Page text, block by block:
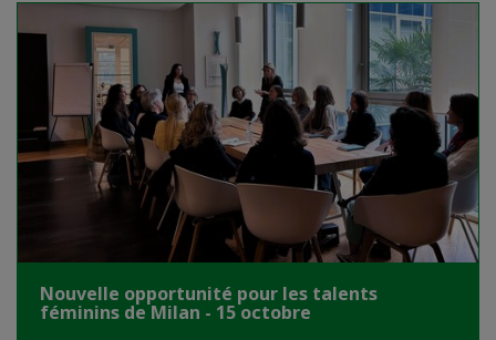
Nouvelle opportunité pour les talents
féminins de Milan - 15 octobre